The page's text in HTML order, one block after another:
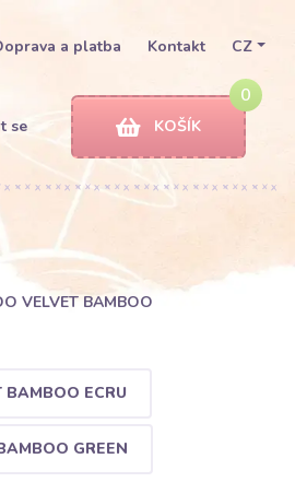
a platba Kontakt CZ
se
0
KOŠÍK
VELVET BAMBOO
BAMBOO ECRU
GREEN